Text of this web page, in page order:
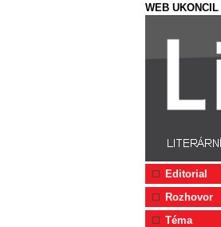
WEB
Editorial
Rozhovor
Téma